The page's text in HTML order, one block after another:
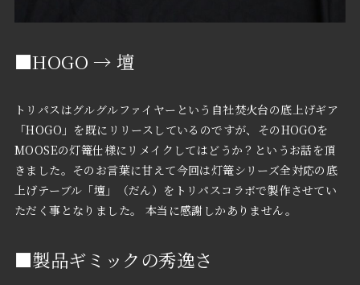
■HOGO → 壇
トリパスはグルグルファイヤーという自社焚火台の底上げギア
「HOGO」を既にリリースしているのですが、そのHOGOを
MOOSEの灯篭仕様にリメイクしてはどうか？というお話を頂
きました。そのお言葉に甘えて今回は灯篭シリーズ全対応の底
上げテーブル「壇」（だん）をトリパスコラボで製作させてい
ただく事となりました。 本当に感謝しかありません。
■製品ギミックの秀逸さ